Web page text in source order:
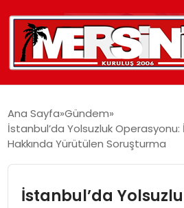
YAŞAM
Ana Sayfa Gündem
İstanbul’da Yolsuzluk
Hakkında Yürütülen Soruşturma
İstanbul’da